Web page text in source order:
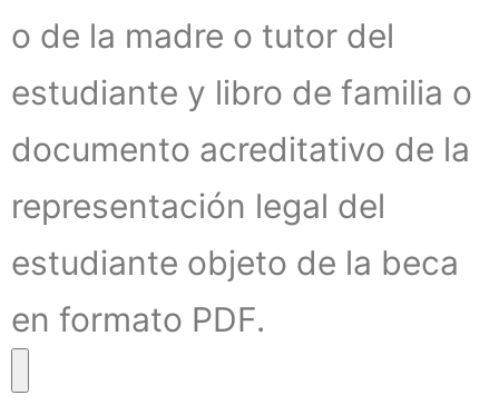
o de la madre o tutor del
estudiante y libro de familia o
documento acreditativo de la
representación legal del
estudiante objeto de la beca
en formato PDF.